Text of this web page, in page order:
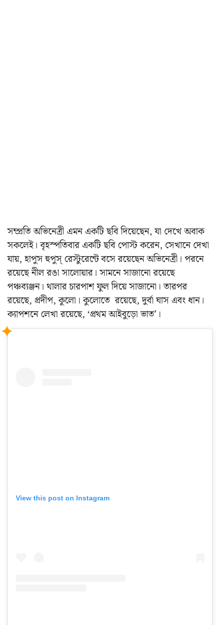
সম্প্রতি অভিনেত্রী এমন একটি ছবি দিয়েছেন, যা দেখে অবাক
সকলেই। বৃহস্পতিবার একটি ছবি পোস্ট করেন, সেখানে দেখা
যায়, হাপুস হুপুস্ রেস্টুরেন্টে বসে রয়েছেন অভিনেত্রী। পরনে
রয়েছে নীল রঙা সালোয়ার। সামনে সাজানো রয়েছে
পঞ্চব্যঞ্জন। থালার চারপাশ ফুল দিয়ে সাজানো। তারপর
রয়েছে, প্রদীপ, কুলো। কুলোতে রয়েছে, দুর্বা ঘাস এবং ধান।
ক্যাপশনে লেখা রয়েছে, ‘প্রথম আইবুড়ো ভাত’।
View this post on Instagram